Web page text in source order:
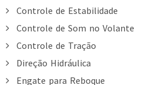
Controle de Estabilidade
Controle de Som no Volante
Controle de Tração
Direção Hidráulica
Engate para Reboque